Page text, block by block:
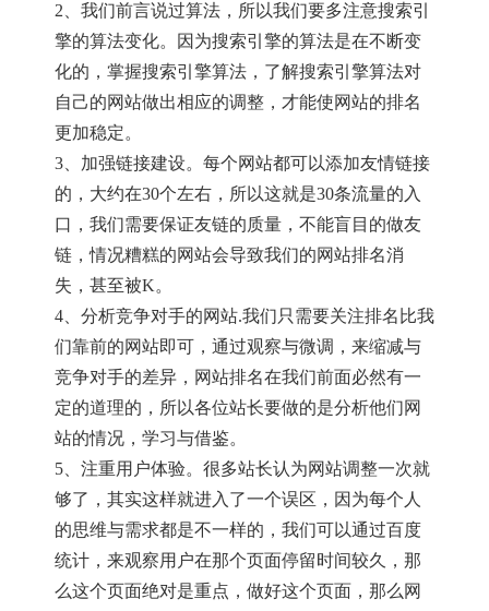
2、我们前言说过算法，所以我们要多注意搜索引
擎的算法变化。因为搜索引擎的算法是在不断变
化的，掌握搜索引擎算法，了解搜索引擎算法对
自己的网站做出相应的调整，才能使网站的排名
更加稳定。
3、加强链接建设。每个网站都可以添加友情链接
的，大约在30个左右，所以这就是30条流量的入
口，我们需要保证友链的质量，不能盲目的做友
链，情况糟糕的网站会导致我们的网站排名消
失，甚至被K。
4、分析竞争对手的网站.我们只需要关注排名比我
们靠前的网站即可，通过观察与微调，来缩减与
竞争对手的差异，网站排名在我们前面必然有一
定的道理的，所以各位站长要做的是分析他们网
站的情况，学习与借鉴。
5、注重用户体验。很多站长认为网站调整一次就
够了，其实这样就进入了一个误区，因为每个人
的思维与需求都是不一样的，我们可以通过百度
统计，来观察用户在那个页面停留时间较久，那
么这个页面绝对是重点，做好这个页面，那么网